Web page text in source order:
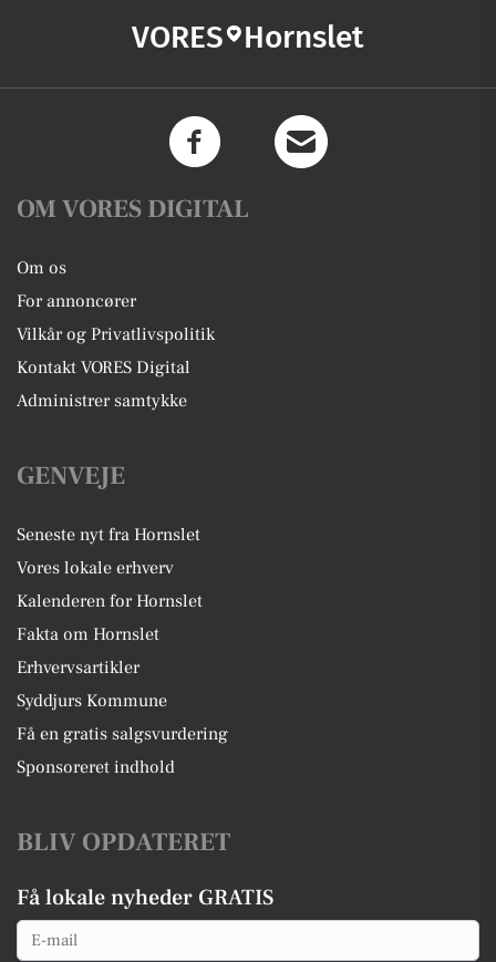
VORES Hornslet
OM VORES DIGITAL
Om os
For annoncører
Vilkår og Privatlivspolitik
Kontakt VORES Digital
Administrer samtykke
GENVEJE
Seneste nyt fra Hornslet
Vores lokale erhverv
Kalenderen for Hornslet
Fakta om Hornslet
Erhvervsartikler
Syddjurs Kommune
Få en gratis salgsvurdering
Sponsoreret indhold
BLIV OPDATERET
Få lokale nyheder GRATIS
Email